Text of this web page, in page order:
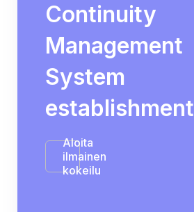
Continuity
Management
System
establishment
Aloita
ilmainen
kokeilu